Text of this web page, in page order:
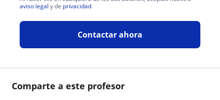
Comparte a este profesor
aviso legal y de privacidad
Contactar ahora